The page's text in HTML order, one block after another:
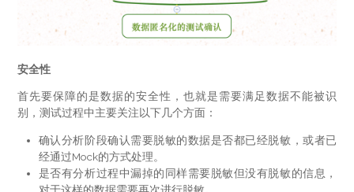
安全性
首先要保障的是数据的安全性，也就是需要满足数据不能被识
别，测试过程中主要关注以下几个方面：
确认分析阶段确认需要脱敏的数据是否都已经脱敏，或者已
经通过Mock的方式处理。
是否有分析过程中漏掉的同样需要脱敏但没有脱敏的信息，